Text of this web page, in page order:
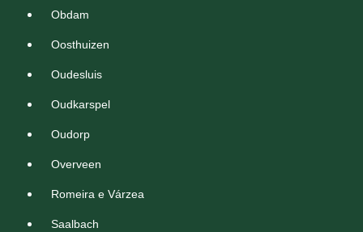
Obdam
Oosthuizen
Oudesluis
Oudkarspel
Oudorp
Overveen
Romeira e Várzea
Saalbach